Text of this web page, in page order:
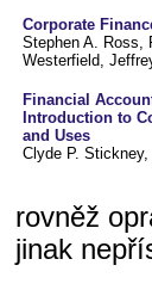
Corporate
Stephen A. Ross,
Westerfield,
Financial
Introduction to
and Uses
Clyde P. Stickney,
rovněž
jinak